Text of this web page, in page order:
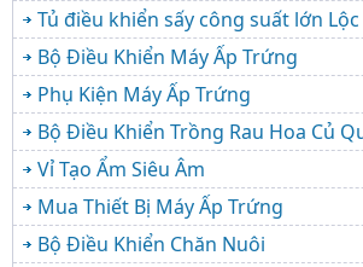
Tủ điều khiển sấy công suất lớn
Bộ Điều Khiển Máy Ấp Trứng
Phụ Kiện Máy Ấp Trứng
Bộ Điều Khiển Trồng Rau Hoa Củ
Vỉ Tạo Ẩm Siêu Âm
Mua Thiết Bị Máy Ấp Trứng
Bộ Điều Khiển Chăn Nuôi